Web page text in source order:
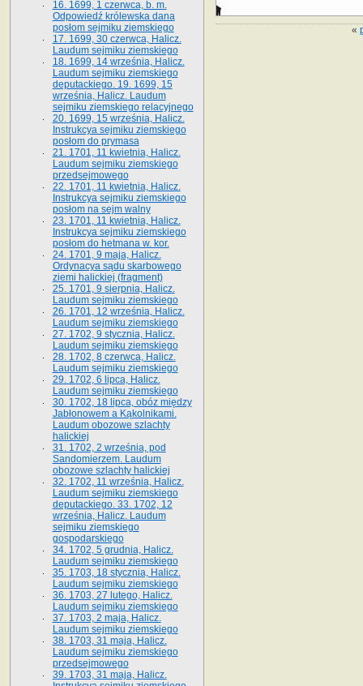
«
16. 1699, 1 czerwca, b. m.
Odpowiedź królewska dana
posłom sejmiku ziemskiego
17. 1699, 30 czerwca, Halicz.
Laudum sejmiku ziemskiego
18. 1699, 14 września, Halicz.
Laudum sejmiku ziemskiego
deputackiego. 19. 1699, 15
września, Halicz. Laudum
sejmiku ziemskiego relacyjnego
20. 1699, 15 września, Halicz.
Instrukcya sejmiku ziemskiego
posłom do prymasa
21. 1701, 11 kwietnia, Halicz.
Laudum sejmiku ziemskiego
przedsejmowego
22. 1701, 11 kwietnia, Halicz.
Instrukcya sejmiku ziemskiego
posłom na sejm walny
23. 1701, 11 kwietnia, Halicz.
Instrukcya sejmiku ziemskiego
posłom do hetmana w. kor.
24. 1701, 9 maja, Halicz.
Ordynacya sądu skarbowego
ziemi halickiej (fragment)
25. 1701, 9 sierpnia, Halicz.
Laudum sejmiku ziemskiego
26. 1701, 12 września, Halicz.
Laudum sejmiku ziemskiego
27. 1702, 9 stycznia, Halicz.
Laudum sejmiku ziemskiego
28. 1702, 8 czerwca, Halicz.
Laudum sejmiku ziemskiego
29. 1702, 6 lipca, Halicz.
Laudum sejmiku ziemskiego
30. 1702, 18 lipca, obóz między
Jabłonowem a Kąkolnikami.
Laudum obozowe szlachty
halickiej
31. 1702, 2 września, pod
Sandomierzem. Laudum
obozowe szlachty halickiej
32. 1702, 11 września, Halicz.
Laudum sejmiku ziemskiego
deputackiego. 33. 1702, 12
września, Halicz. Laudum
sejmiku ziemskiego
gospodarskiego
34. 1702, 5 grudnia, Halicz.
Laudum sejmiku ziemskiego
35. 1703, 18 stycznia, Halicz.
Laudum sejmiku ziemskiego
36. 1703, 27 lutego, Halicz.
Laudum sejmiku ziemskiego
37. 1703, 2 maja, Halicz.
Laudum sejmiku ziemskiego
38. 1703, 31 maja, Halicz.
Laudum sejmiku ziemskiego
przedsejmowego
39. 1703, 31 maja, Halicz.